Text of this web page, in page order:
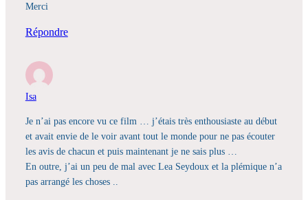
Merci
Répondre
Isa
Je n’ai pas encore vu ce film … j’étais très enthousiaste au début
et avait envie de le voir avant tout le monde pour ne pas écouter
les avis de chacun et puis maintenant je ne sais plus …
En outre, j’ai un peu de mal avec Lea Seydoux et la plémique n’a
pas arrangé les choses ..